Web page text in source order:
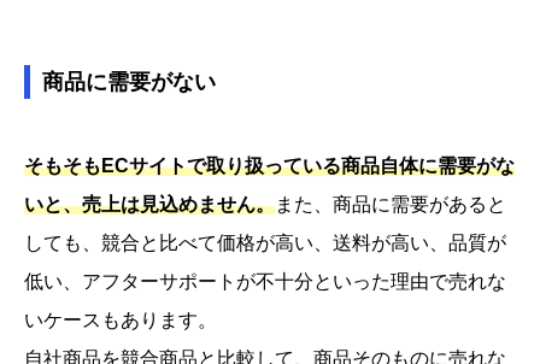
商品に需要がない
そもそもECサイトで取り扱っている商品自体に需要がな
いと、売上は見込めません。また、商品に需要があると
しても、競合と比べて価格が高い、送料が高い、品質が
低い、アフターサポートが不十分といった理由で売れな
いケースもあります。
自社商品を競合商品と比較して、商品そのものに売れな